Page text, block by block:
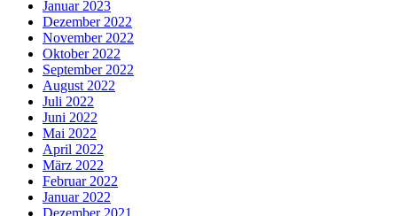
Januar 2023
Dezember 2022
November 2022
Oktober 2022
September 2022
August 2022
Juli 2022
Juni 2022
Mai 2022
April 2022
März 2022
Februar 2022
Januar 2022
Dezember 2021